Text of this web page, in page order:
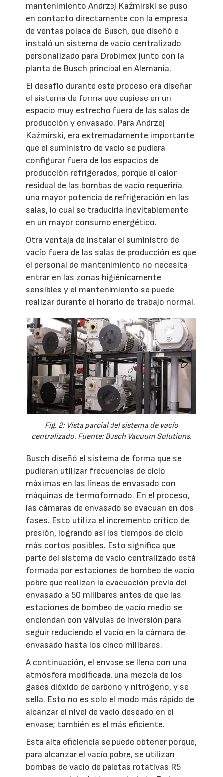
mantenimiento Andrzej Kaźmirski se puso
en contacto directamente con la empresa
de ventas polaca de Busch, que diseñó e
instaló un sistema de vacío centralizado
personalizado para Drobimex junto con la
planta de Busch principal en Alemania.
El desafío durante este proceso era diseñar
el sistema de forma que cupiese en un
espacio muy estrecho fuera de las salas de
producción y envasado. Para Andrzej
Kaźmirski, era extremadamente importante
que el suministro de vacío se pudiera
configurar fuera de los espacios de
producción refrigerados, porque el calor
residual de las bombas de vacío requeriría
una mayor potencia de refrigeración en las
salas, lo cual se traduciría inevitablemente
en un mayor consumo energético.
Otra ventaja de instalar el suministro de
vacío fuera de las salas de producción es que
el personal de mantenimiento no necesita
entrar en las zonas higiénicamente
sensibles y el mantenimiento se puede
realizar durante el horario de trabajo normal.
Fig. 2: Vista parcial del sistema de vacío
centralizado. Fuente: Busch Vacuum Solutions.
Busch diseñó el sistema de forma que se
pudieran utilizar frecuencias de ciclo
máximas en las líneas de envasado con
máquinas de termoformado. En el proceso,
las cámaras de envasado se evacuan en dos
fases. Esto utiliza el incremento crítico de
presión, logrando así los tiempos de ciclo
más cortos posibles. Esto significa que
parte del sistema de vacío centralizado está
formada por estaciones de bombeo de vacío
pobre que realizan la evacuación previa del
envasado a 50 milibares antes de que las
estaciones de bombeo de vacío medio se
enciendan con válvulas de inversión para
seguir reduciendo el vacío en la cámara de
envasado hasta los cinco milibares.
A continuación, el envase se llena con una
atmósfera modificada, una mezcla de los
gases dióxido de carbono y nitrógeno, y se
sella. Esto no es solo el modo más rápido de
alcanzar el nivel de vacío deseado en el
envase; también es el más eficiente.
Esta alta eficiencia se puede obtener porque,
para alcanzar el vacío pobre, se utilizan
bombas de vacío de paletas rotativas R5